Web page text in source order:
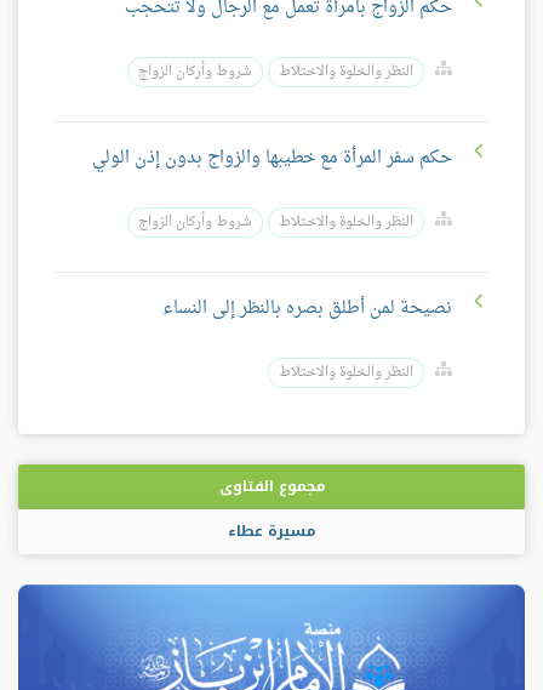
حكم الزواج بامرأة تعمل مع الرجال ولا تتحجب
النظر والخلوة والاختلاط شروط وأركان الزواج
حكم سفر المرأة مع خطيبها والزواج بدون إذن الولي
النظر والخلوة والاختلاط شروط وأركان الزواج
نصيحة لمن أطلق بصره بالنظر إلى النساء
النظر والخلوة والاختلاط
مجموع الفتاوى
مسيرة عطاء